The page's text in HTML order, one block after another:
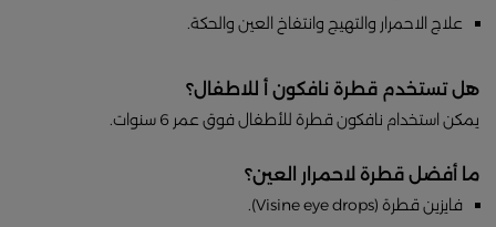
علاج الاحمرار والتهيج وانتفاخ العين والحكة.
هل تستخدم قطرة نافكون أ للاطفال؟
يمكن استخدام نافكون قطرة للأطفال فوق عمر 6 سنوات.
ما أفضل قطرة لاحمرار العين؟
فايزين قطرة (Visine eye drops).